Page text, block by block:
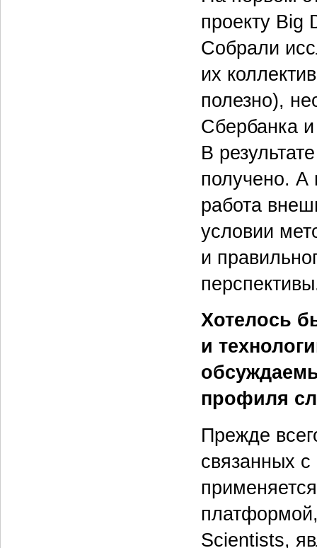
проекту Big
Собрали
их
полезно),
Сбербанка
В
получено. А
работа
условии
и
Хотелось
и
профиля
Прежде
связанных
Scientists,